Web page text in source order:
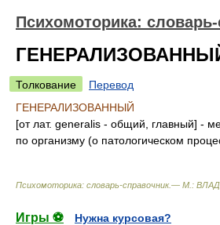
Психомоторика:
Толкование
Перевод
ГЕНЕРАЛИЗОВАННЫЙ
[от лат. generalis - общий, главный] -
по организму (о патологическом
Психомоторика: cловарь-справочник.— М.:
Игры ⚽
Нужна курсовая?